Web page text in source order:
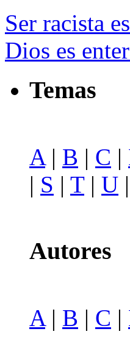
Ser racista
Dios es
Temas
A | B | C |
| S | T| U |
Autores
A| B | C |